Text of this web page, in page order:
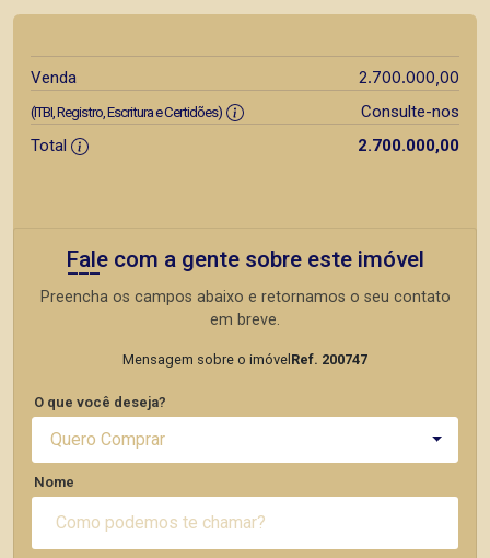
Venda 2.700.000,00
(ITBI, Registro, Escritura e Certidões)
Consulte-nos
Total
2.700.000,00
Fale com a gente sobre este imóvel
Preencha os campos abaixo e retornamos o seu contato
em breve.
Mensagem sobre o imóvel Ref. 200747
O que você deseja?
Quero Comprar
Nome